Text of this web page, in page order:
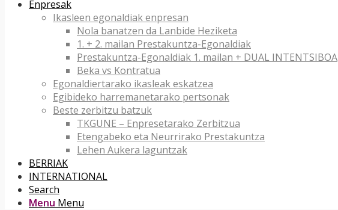
Enpresak
Ikasleen egonaldiak enpresan
Nola banatzen da Lanbide Heziketa
1. + 2. mailan Prestakuntza-Egonaldiak
Prestakuntza-Egonaldiak 1. mailan + DUAL INTENTSIBOA
Beka vs Kontratua
Egonaldiertarako ikasleak eskatzea
Egibideko harremanetarako pertsonak
Beste zerbitzu batzuk
TKGUNE – Enpresetarako Zerbitzua
Etengabeko eta Neurrirako Prestakuntza
Lehen Aukera laguntzak
BERRIAK
INTERNATIONAL
Search
Menu Menu